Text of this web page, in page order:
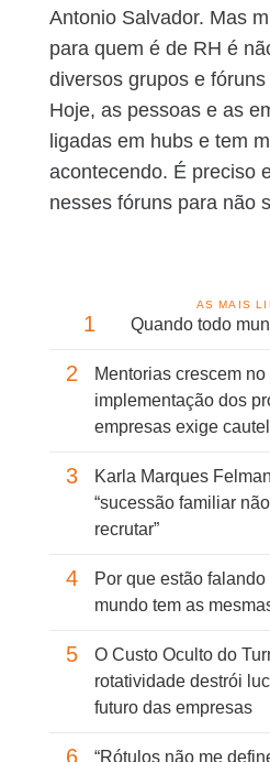
Antonio Salvador. Mas
para quem é de RH é
diversos grupos e
Hoje, as pessoas e as
ligadas em hubs e tem
acontecendo. É preciso
nesses fóruns para não
AS MAIS
1 Quando todo
2
Mentorias crescem
implementação dos
empresas exige
3
Karla Marques
“sucessão familiar
recrutar”
4
Por que estão
mundo tem as
5
O Custo Oculto do
rotatividade destrói
futuro das empresas
6 “Rótulos não me